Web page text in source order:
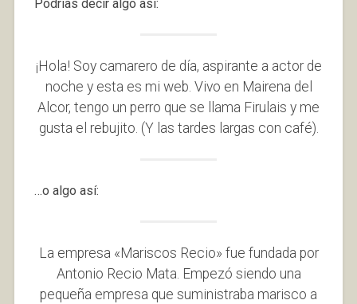
Podrías decir algo así:
¡Hola! Soy camarero de día, aspirante a actor de
noche y esta es mi web. Vivo en Mairena del
Alcor, tengo un perro que se llama Firulais y me
gusta el rebujito. (Y las tardes largas con café).
…o algo así:
La empresa «Mariscos Recio» fue fundada por
Antonio Recio Mata. Empezó siendo una
pequeña empresa que suministraba marisco a